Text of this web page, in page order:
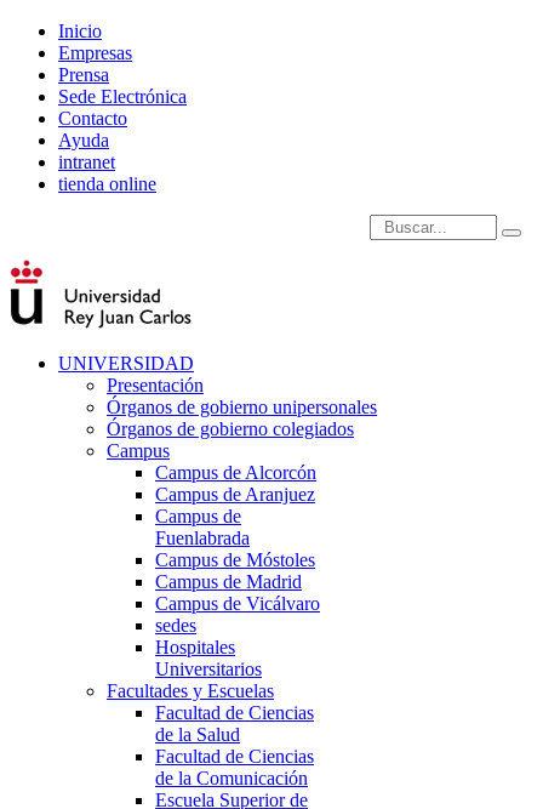
Inicio
Empresas
Prensa
Sede Electrónica
Contacto
Ayuda
intranet
tienda online
Introduce términos de
UNIVERSIDAD
Presentación
Órganos de gobierno unipersonales
Órganos de gobierno colegiados
Campus
Campus de Alcorcón
Campus de Aranjuez
Campus de
Fuenlabrada
Campus de Móstoles
Campus de Madrid
Campus de Vicálvaro
sedes
Hospitales
Universitarios
Facultades y Escuelas
Facultad de Ciencias
de la Salud
Facultad de Ciencias
de la Comunicación
Escuela Superior de